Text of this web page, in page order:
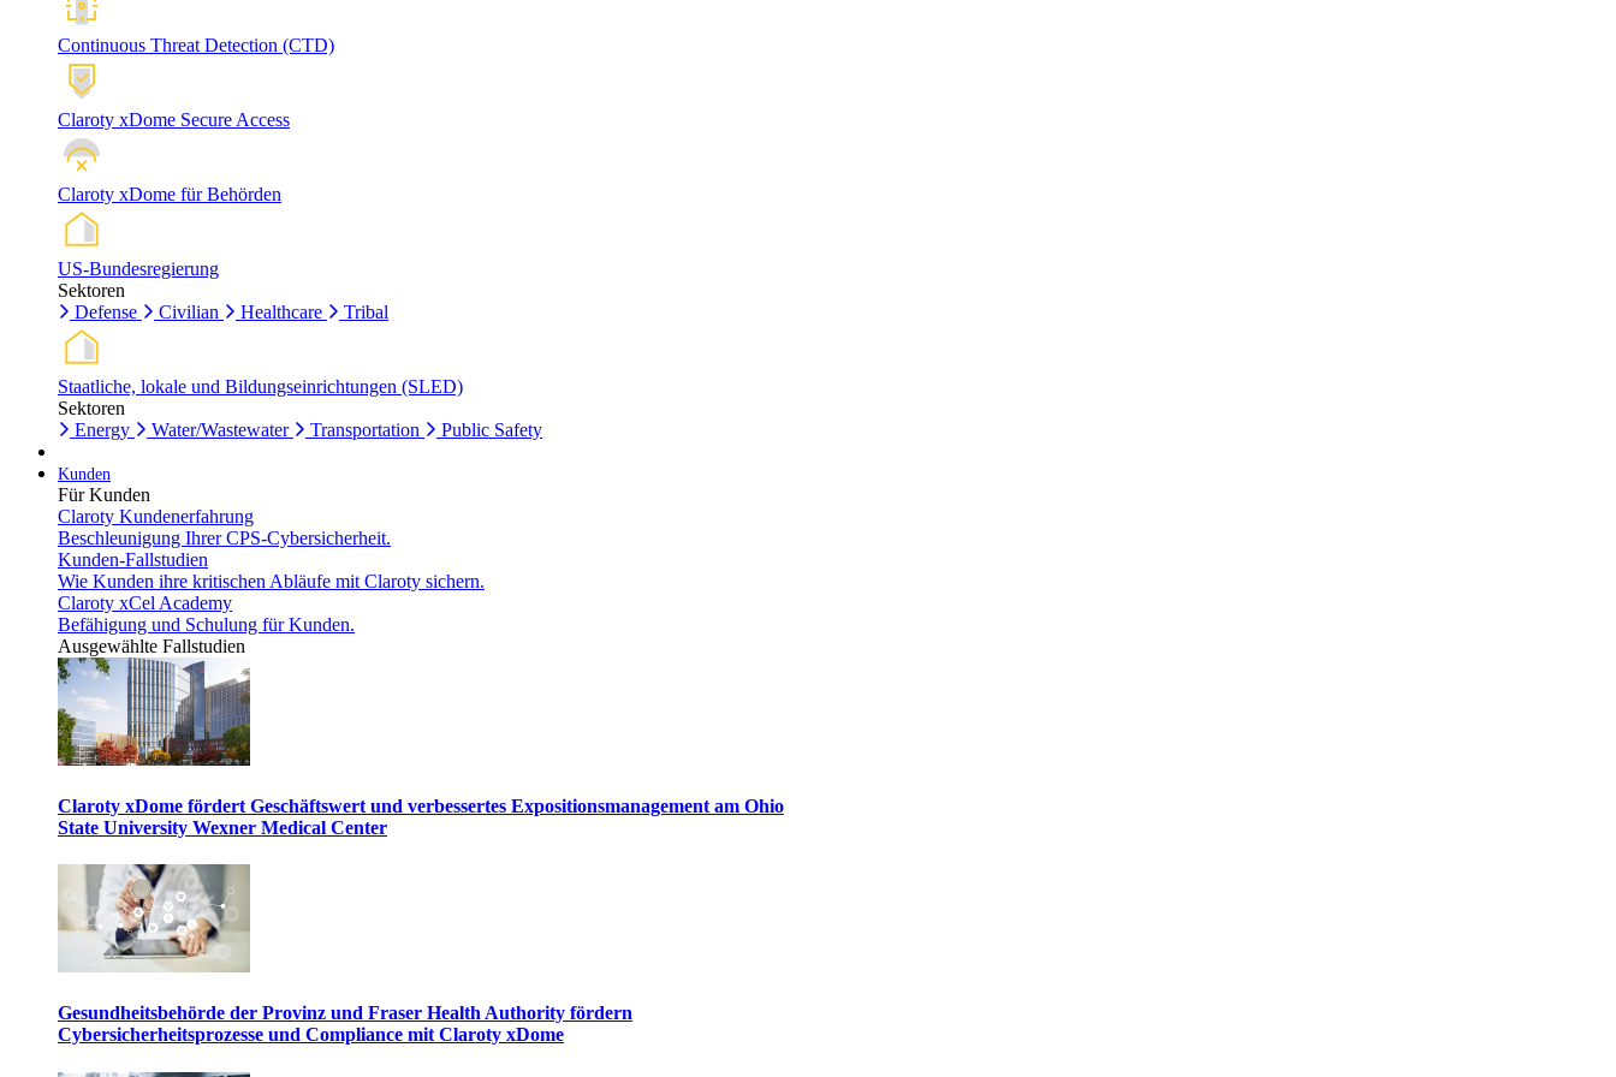
Continuous Threat Detection (CTD)
Claroty xDome Secure Access
Claroty xDome für Behörden
US-Bundesregierung
Sektoren
Defense
Civilian Healthcare Tribal
Staatliche, lokale und Bildungseinrichtungen (SLED)
Sektoren
Energy
Water/Wastewater Transportation Public Safety
Kunden
Für Kunden
Claroty Kundenerfahrung
Beschleunigung Ihrer CPS-Cybersicherheit.
Kunden-Fallstudien
Wie Kunden ihre kritischen Abläufe mit Claroty sichern.
Claroty xCel Academy
Befähigung und Schulung für Kunden.
Ausgewählte Fallstudien
Claroty xDome fördert Geschäftswert und verbessertes Expositionsmanagement am Ohio
State University Wexner Medical Center
Gesundheitsbehörde der Provinz und Fraser Health Authority fördern
Cybersicherheitsprozesse und Compliance mit Claroty xDome